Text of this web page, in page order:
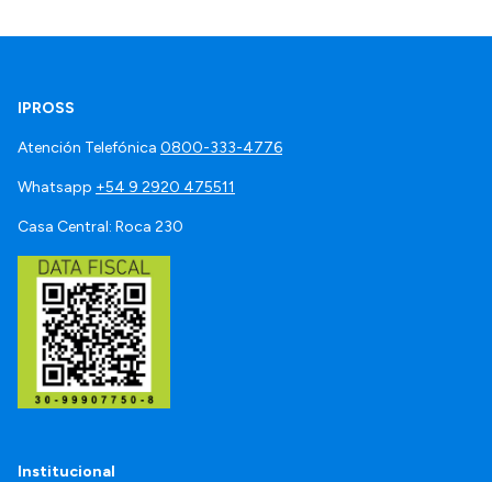
IPROSS
Atención Telefónica 0800-333-4776
Whatsapp +54 9 2920 475511
Casa Central: Roca 230
Institucional